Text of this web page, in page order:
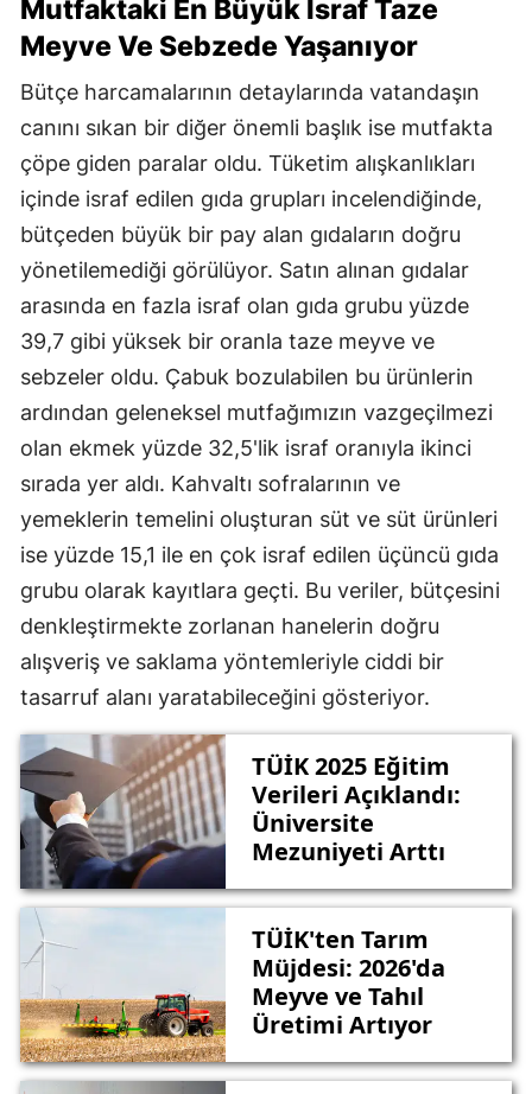
Mutfaktaki En Büyük İsraf Taze
Meyve Ve Sebzede Yaşanıyor
Bütçe harcamalarının detaylarında vatandaşın
canını sıkan bir diğer önemli başlık ise mutfakta
çöpe giden paralar oldu. Tüketim alışkanlıkları
içinde israf edilen gıda grupları incelendiğinde,
bütçeden büyük bir pay alan gıdaların doğru
yönetilemediği görülüyor. Satın alınan gıdalar
arasında en fazla israf olan gıda grubu yüzde
39,7 gibi yüksek bir oranla taze meyve ve
sebzeler oldu. Çabuk bozulabilen bu ürünlerin
ardından geleneksel mutfağımızın vazgeçilmezi
olan ekmek yüzde 32,5'lik israf oranıyla ikinci
sırada yer aldı. Kahvaltı sofralarının ve
yemeklerin temelini oluşturan süt ve süt ürünleri
ise yüzde 15,1 ile en çok israf edilen üçüncü gıda
grubu olarak kayıtlara geçti. Bu veriler, bütçesini
denkleştirmekte zorlanan hanelerin doğru
alışveriş ve saklama yöntemleriyle ciddi bir
tasarruf alanı yaratabileceğini gösteriyor.
TÜİK 2025 Eğitim
Verileri Açıklandı:
Üniversite
Mezuniyeti Arttı
TÜİK'ten Tarım
Müjdesi: 2026'da
Meyve ve Tahıl
Üretimi Artıyor